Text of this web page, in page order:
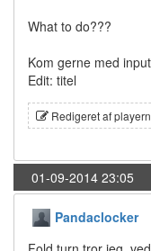
What to do???
Kom gerne med
Edit: titel
Redigeret af
01-09-2014 23:05
Pandaclocker